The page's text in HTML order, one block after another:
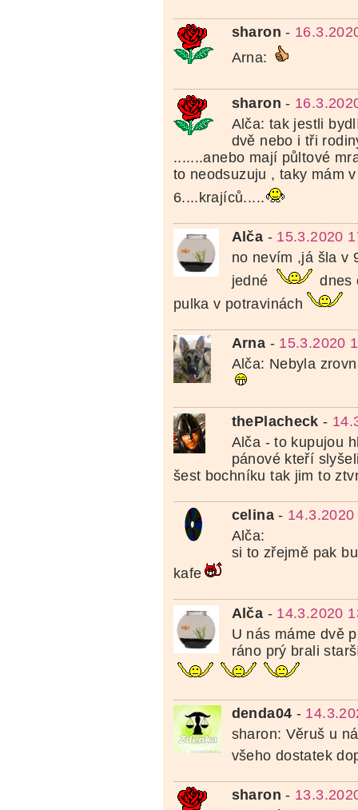
sharon -
Arna:
sharon -
Alča: tak jestli
dvě nebo i tři
.......anebo mají půltové
to neodsuzuju , taky mám
6....krajíců.....
Alča - 15.3.2020
no nevím ,já šla v
jedné
dnes
pulka v potravinách
Arna - 15.3.2020
Alča: Nebyla
thePlacheck -
Alča - to kupujou
pánové kteří
šest bochníku tak jim to
celina-
Alča:
si to zřejmě pak
kafe
Alča - 14.3.2020
U nás máme dvě
ráno prý brali
denda04 -
sharon: Věruš u
všeho dostatek
sharon -